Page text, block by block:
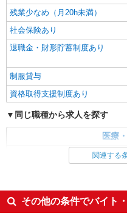
残業少なめ（月20h未満）
社会保険あり
退職金・財形貯蓄制度あり
制服貸与
資格取得支援制度あり
同じ職種から求人を探す
医療
看護師・保健師・看護助手・
未経験歓迎
ボーナス・賞与あり
関連する
その他の条件でバイト